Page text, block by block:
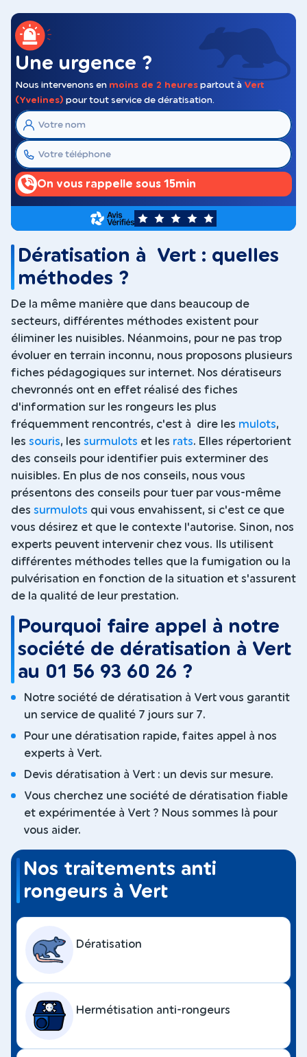
Une urgence ?
Nous intervenons en moins de 2 heures partout à Vert
(Yvelines) pour tout service de dératisation.
On vous rappelle sous 15min
5
Dératisation à Vert : quelles
méthodes ?
De la même manière que dans beaucoup de
secteurs, différentes méthodes existent pour
éliminer les nuisibles. Néanmoins, pour ne pas trop
évoluer en terrain inconnu, nous proposons plusieurs
fiches pédagogiques sur internet. Nos dératiseurs
chevronnés ont en effet réalisé des fiches
d'information sur les rongeurs les plus
fréquemment rencontrés, c'est à dire les mulots,
les souris, les surmulots et les rats. Elles répertorient
des conseils pour identifier puis exterminer des
nuisibles. En plus de nos conseils, nous vous
présentons des conseils pour tuer par vous-même
des surmulots qui vous envahissent, si c'est ce que
vous désirez et que le contexte l'autorise. Sinon, nos
experts peuvent intervenir chez vous. Ils utilisent
différentes méthodes telles que la fumigation ou la
pulvérisation en fonction de la situation et s'assurent
de la qualité de leur prestation.
Pourquoi faire appel à notre
société de dératisation à Vert
au 01 56 93 60 26 ?
Notre société de dératisation à Vert vous garantit
un service de qualité 7 jours sur 7.
Pour une dératisation rapide, faites appel à nos
experts à Vert.
Devis dératisation à Vert : un devis sur mesure.
Vous cherchez une société de dératisation fiable
et expérimentée à Vert ? Nous sommes là pour
vous aider.
Nos traitements anti
rongeurs à Vert
Dératisation
Hermétisation anti-rongeurs